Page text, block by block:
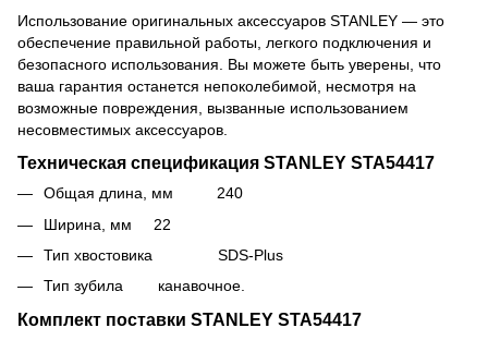
Использование оригинальных аксессуаров STANLEY — это
обеспечение правильной работы, легкого подключения и
безопасного использования. Вы можете быть уверены, что
ваша гарантия останется непоколебимой, несмотря на
возможные повреждения, вызванные использованием
несовместимых аксессуаров.
Техническая спецификация STANLEY STA54417
Общая длина, мм 240
Ширина, мм 22
Тип хвостовика SDS-Plus
Тип зубила канавочное.
Комплект поставки STANLEY STA54417